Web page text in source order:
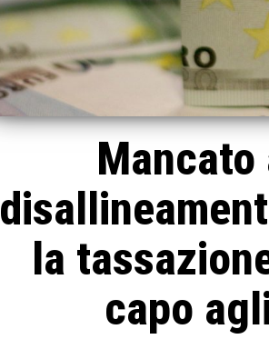
la
capo